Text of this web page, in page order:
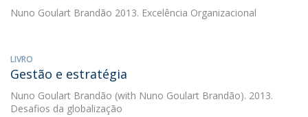
Nuno Goulart Brandão 2013. Excelência Organizacional
LIVRO
Gestão e estratégia
Nuno Goulart Brandão (with Nuno Goulart Brandão). 2013.
Desafios da globalização